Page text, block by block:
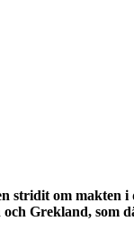
stridit om makten
och Grekland,